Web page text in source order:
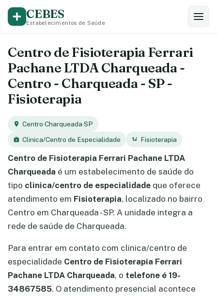
CEBES
Estabelecimentos de Saúde
Centro de Fisioterapia Ferrari
Pachane LTDA Charqueada -
Centro - Charqueada - SP -
Fisioterapia
Centro·Charqueada·SP
Clinica/Centro de Especialidade
Fisioterapia
Centro de Fisioterapia Ferrari Pachane LTDA
Charqueada é um estabelecimento de saúde do
tipo clinica/centro de especialidade que oferece
atendimento em Fisioterapia, localizado no bairro
Centro em Charqueada - SP. A unidade integra a
rede de saúde de Charqueada.
Para entrar em contato com clinica/centro de
especialidade Centro de Fisioterapia Ferrari
Pachane LTDA Charqueada, o telefone é 19-
34867585. O atendimento presencial acontece